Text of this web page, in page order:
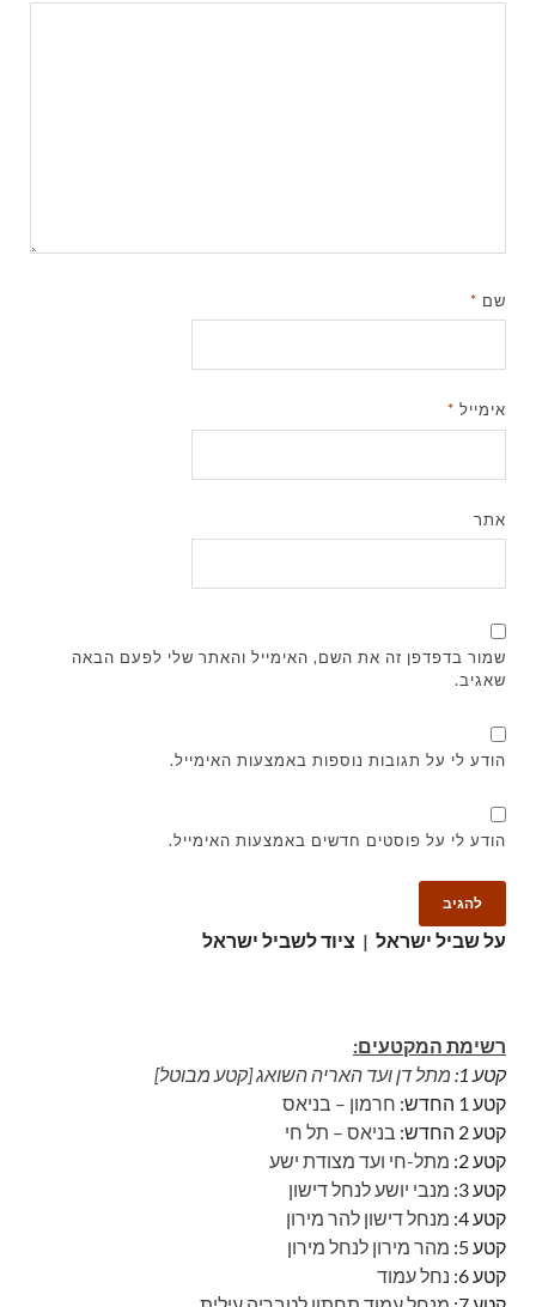
שם *
אימייל *
אתר
שמור בדפדפן זה את השם, האימייל והאתר שלי לפעם הבאה
שאגיב.
הודע לי על תגובות נוספות באמצעות האימייל.
הודע לי על פוסטים חדשים באמצעות האימייל.
על שביל ישראל | ציוד לשביל ישראל
רשימת המקטעים:
קטע 1:
מתל דן ועד האריה השואג [קטע מבוטל]
קטע 1 החדש:
חרמון – בניאס
קטע 2 החדש:
בניאס – תל חי
קטע 2:
מתל-חי ועד מצודת ישע
קטע 3:
מנבי יושע לנחל דישון
קטע 4:
מנחל דישון להר מירון
קטע 5:
מהר מירון לנחל מירון
קטע 6:
נחל עמוד